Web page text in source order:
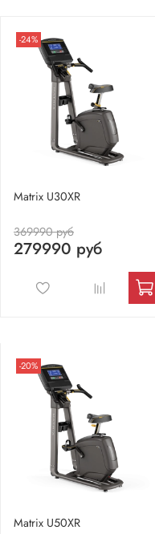
-24%
Matrix U30XR
369990 руб
279990 руб
-20%
Matrix U50XR